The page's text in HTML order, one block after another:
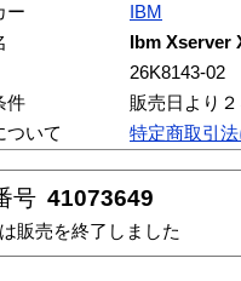
ー
IBM
Ibm Xserver
26K8143-02
件
販売日より
ついて
特定商取引
号 41073649
販売を終了しました